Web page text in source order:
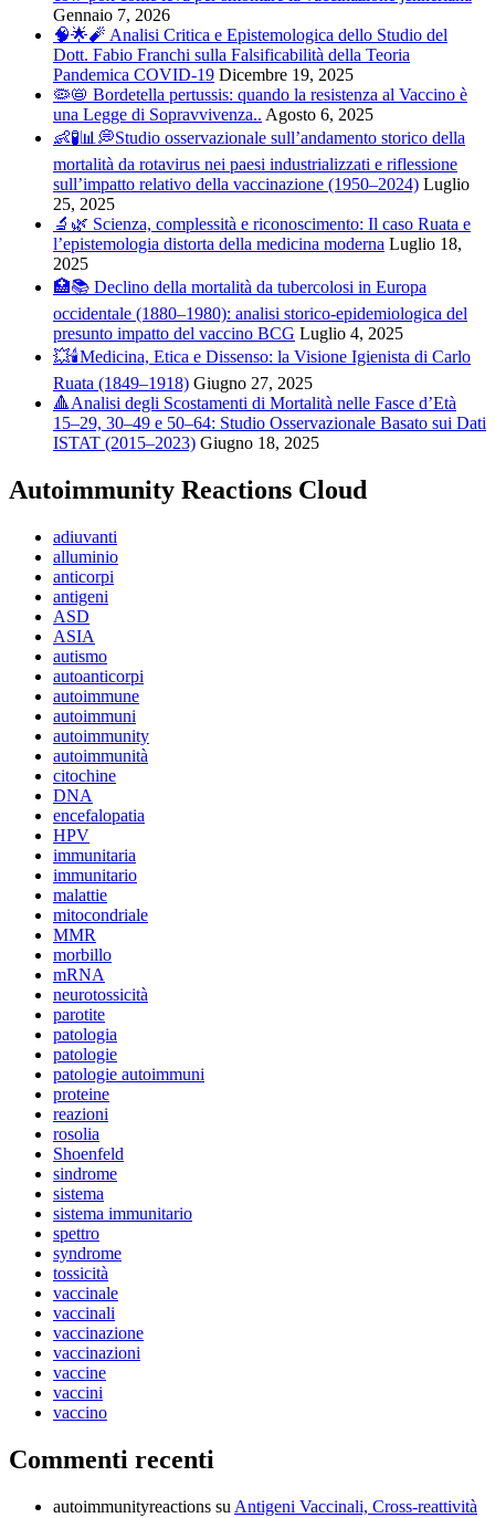
Gennaio 7, 2026
🧠🌟🧨 Analisi Critica e Epistemologica dello Studio del
Dott. Fabio Franchi sulla Falsificabilità della Teoria
Pandemica COVID-19 Dicembre 19, 2025
🦠📛 Bordetella pertussis: quando la resistenza al Vaccino è
una Legge di Sopravvivenza.. Agosto 6, 2025
👶🧪📊💭Studio osservazionale sull’andamento storico della
mortalità da rotavirus nei paesi industrializzati e riflessione
sull’impatto relativo della vaccinazione (1950–2024) Luglio
25, 2025
🔬🌿 Scienza, complessità e riconoscimento: Il caso Ruata e
l’epistemologia distorta della medicina moderna Luglio 18,
2025
🏥📚 Declino della mortalità da tubercolosi in Europa
occidentale (1880–1980): analisi storico-epidemiologica del
presunto impatto del vaccino BCG Luglio 4, 2025
💥🕯️Medicina, Etica e Dissenso: la Visione Igienista di Carlo
Ruata (1849–1918) Giugno 27, 2025
🔺Analisi degli Scostamenti di Mortalità nelle Fasce d’Età
15–29, 30–49 e 50–64: Studio Osservazionale Basato sui Dati
ISTAT (2015–2023) Giugno 18, 2025
Autoimmunity Reactions Cloud
adiuvanti
alluminio
anticorpi
antigeni
ASD
ASIA
autismo
autoanticorpi
autoimmune
autoimmuni
autoimmunity
autoimmunità
citochine
DNA
encefalopatia
HPV
immunitaria
immunitario
malattie
mitocondriale
MMR
morbillo
mRNA
neurotossicità
parotite
patologia
patologie
patologie autoimmuni
proteine
reazioni
rosolia
Shoenfeld
sindrome
sistema
sistema immunitario
spettro
syndrome
tossicità
vaccinale
vaccinali
vaccinazione
vaccinazioni
vaccine
vaccini
vaccino
Commenti recenti
autoimmunityreactions su Antigeni Vaccinali, Cross-reattività